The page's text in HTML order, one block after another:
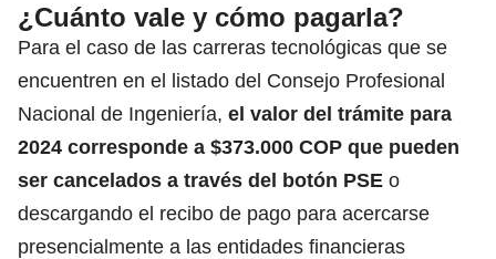
¿Cuánto vale y cómo pagarla?
Para el caso de las carreras tecnológicas que se
encuentren en el listado del Consejo Profesional
Nacional de Ingeniería, el valor del trámite para
2024 corresponde a $373.000 COP que pueden
ser cancelados a través del botón PSE o
descargando el recibo de pago para acercarse
presencialmente a las entidades financieras